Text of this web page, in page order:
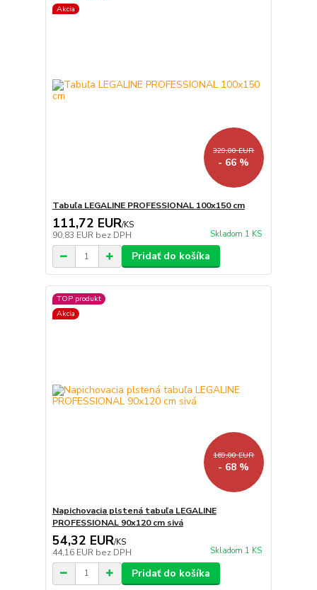
Akcia
329,00 EUR
- 66 %
Tabuľa LEGALINE PROFESSIONAL 100x150 cm
111,72 EUR/KS
90,83 EUR bez DPH Skladom 1 KS
Pridať do košíka
TOP produkt
Akcia
169,00 EUR
- 68 %
Napichovacia plstená tabuľa LEGALINE
PROFESSIONAL 90x120 cm sivá
54,32 EUR/KS
44,16 EUR bez DPH Skladom 1 KS
Pridať do košíka